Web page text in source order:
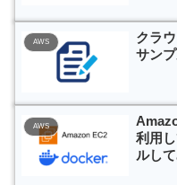
AWS
クラ
サン
AWS
利用
ルし